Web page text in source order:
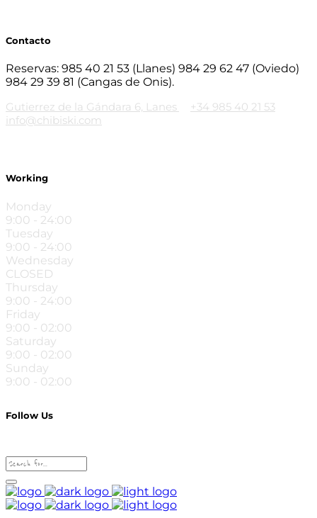
Contacto
Reservas: 985 40 21 53 (Llanes) 984 29 62 47 (Oviedo)
984 29 39 81 (Cangas de Onis).
Gutierrez de la Gándara 6, Lanes
+34 985 40 21 53
info@chibiski.com
Working
Monday
9:00 - 24:00
Tuesday
9:00 - 24:00
Wednesday
CLOSED
Thursday
9:00 - 24:00
Friday
9:00 - 02:00
Saturday
9:00 - 02:00
Sunday
9:00 - 02:00
Follow Us